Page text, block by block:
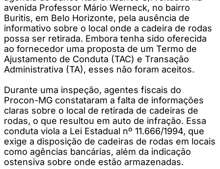
avenida Professor Mário Werneck, no bairro
Buritis, em Belo Horizonte, pela ausência de
informativo sobre o local onde a cadeira de rodas
possa ser retirada. Embora tenha sido oferecida
ao fornecedor uma proposta de um Termo de
Ajustamento de Conduta (TAC) e Transação
Administrativa (TA), esses não foram aceitos.
Durante uma inspeção, agentes fiscais do
Procon-MG constataram a falta de informações
claras sobre o local de retirada de cadeiras de
rodas, o que resultou em auto de infração. Essa
conduta viola a Lei Estadual nº 11.666/1994, que
exige a disposição de cadeiras de rodas em locais
como agências bancárias, além da indicação
ostensiva sobre onde estão armazenadas.